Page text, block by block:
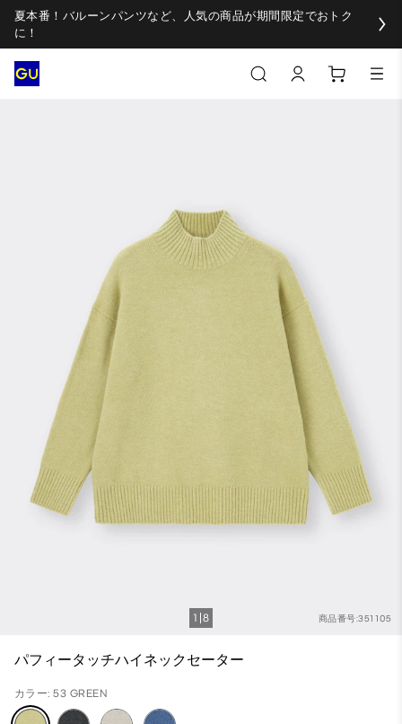
夏本番！バルーンパンツなど、人気の商品が期間限定でおトク
に！
商品番号:351105
1 8
パフィータッチハイネックセーター
カラー: 53 GREEN